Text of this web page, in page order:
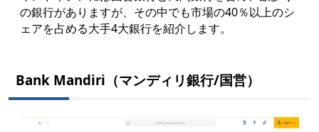
の銀行がありますが、その中でも市場の40％以上のシ
ェアを占める大手4大銀行を紹介します。
Bank Mandiri（マンディリ銀行/国営）